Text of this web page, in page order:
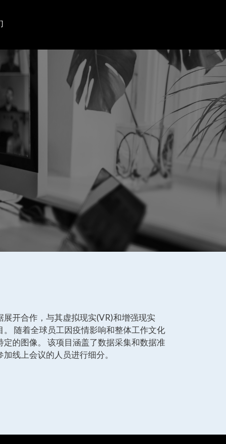
开合作，与其虚拟现实(VR)和增强现实
随着全球员工因疫情影响和整体工作文化
的图像。 该项目涵盖了数据采集和数据准
线上会议的人员进行细分。